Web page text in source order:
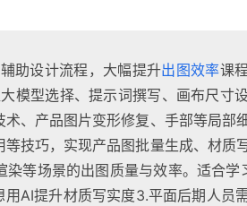
助设计流程，大幅提升出图效率课
模型选择、提示词撰写、画布尺寸
、产品图片变形修复、手部等局部
技巧，实现产品图批量生成、材质
等场景的出图质量与效率。适合学
AI提升材质写实度3.平面后期人员